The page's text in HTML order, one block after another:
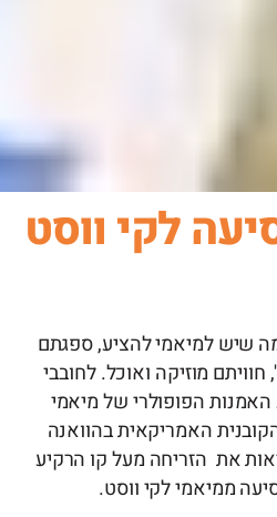
לקי ווסט
שיש למיאמי להציע, ספגתם
מוזיקה ואוכל. לחובבי
הפופולרי של מיאמי
האמריקאית בהוואנה
את הזריחה מעל קו הרקיע
ממיאמי לקי ווסט.